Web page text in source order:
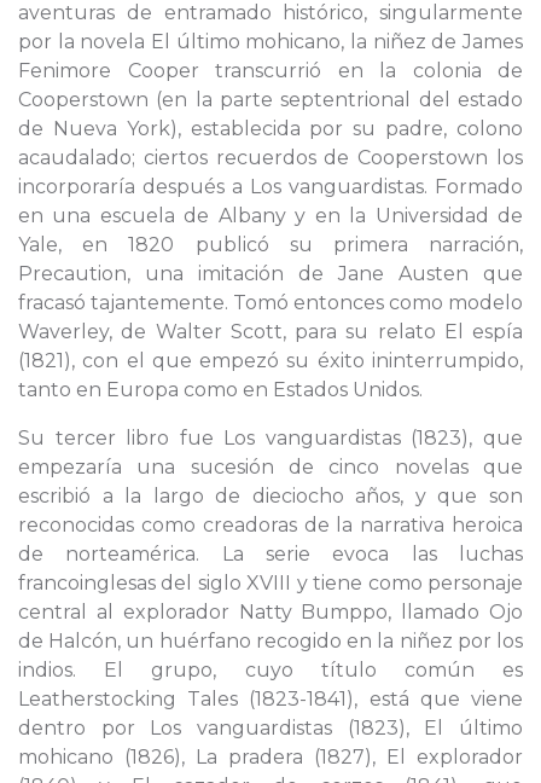
aventuras de entramado histórico, singularmente
por la novela El último mohicano, la niñez de James
Fenimore Cooper transcurrió en la colonia de
Cooperstown (en la parte septentrional del estado
de Nueva York), establecida por su padre, colono
acaudalado; ciertos recuerdos de Cooperstown los
incorporaría después a Los vanguardistas. Formado
en una escuela de Albany y en la Universidad de
Yale, en 1820 publicó su primera narración,
Precaution, una imitación de Jane Austen que
fracasó tajantemente. Tomó entonces como modelo
Waverley, de Walter Scott, para su relato El espía
(1821), con el que empezó su éxito ininterrumpido,
tanto en Europa como en Estados Unidos.
Su tercer libro fue Los vanguardistas (1823), que
empezaría una sucesión de cinco novelas que
escribió a la largo de dieciocho años, y que son
reconocidas como creadoras de la narrativa heroica
de norteamérica. La serie evoca las luchas
francoinglesas del siglo XVIII y tiene como personaje
central al explorador Natty Bumppo, llamado Ojo
de Halcón, un huérfano recogido en la niñez por los
indios. El grupo, cuyo título común es
Leatherstocking Tales (1823-1841), está que viene
dentro por Los vanguardistas (1823), El último
mohicano (1826), La pradera (1827), El explorador